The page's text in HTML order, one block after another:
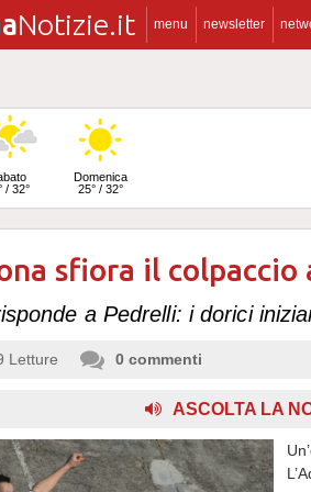
Notizie.it menu newsletter
/ 32°
Domenica
25° / 32°
sfiora il colpaccio
a Pedrelli: i dorici
Letture 0 commenti
ASCOLTA LA